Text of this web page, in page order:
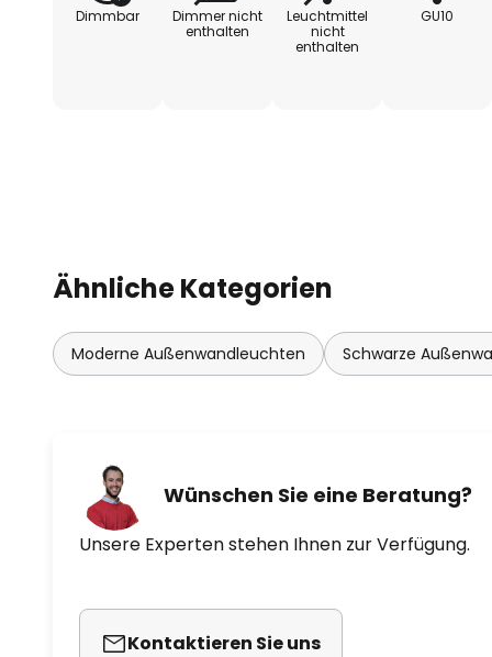
Dimmbar
Dimmer nicht
enthalten
Leuchtmittel
nicht
enthalten
GU10
Ähnliche Kategorien
Moderne Außenwandleuchten Schwarze
Wünschen Sie eine Beratung?
Unsere Experten stehen Ihnen zur Verfügung.
Kontaktieren Sie uns